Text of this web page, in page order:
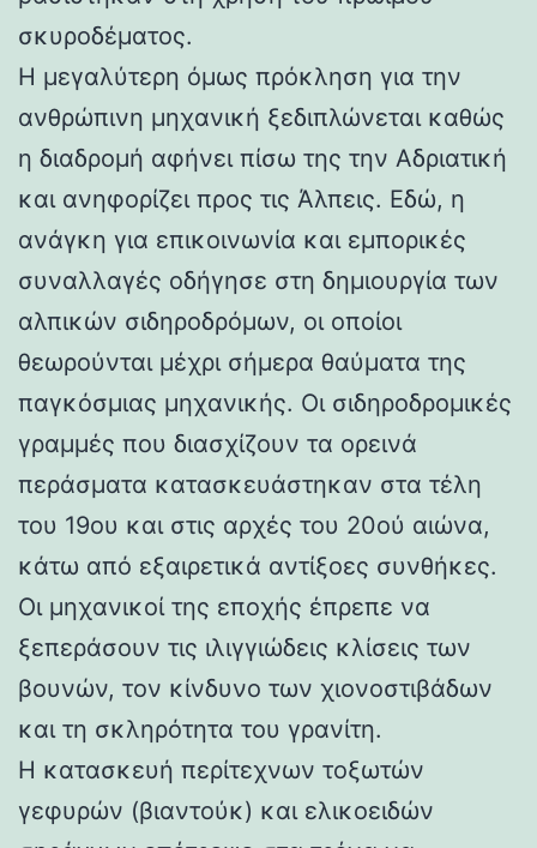
σκυροδέματος.
Η μεγαλύτερη όμως πρόκληση για την
ανθρώπινη μηχανική ξεδιπλώνεται καθώς
η διαδρομή αφήνει πίσω της την Αδριατική
και ανηφορίζει προς τις Άλπεις. Εδώ, η
ανάγκη για επικοινωνία και εμπορικές
συναλλαγές οδήγησε στη δημιουργία των
αλπικών σιδηροδρόμων, οι οποίοι
θεωρούνται μέχρι σήμερα θαύματα της
παγκόσμιας μηχανικής. Οι σιδηροδρομικές
γραμμές που διασχίζουν τα ορεινά
περάσματα κατασκευάστηκαν στα τέλη
του 19ου και στις αρχές του 20ού αιώνα,
κάτω από εξαιρετικά αντίξοες συνθήκες.
Οι μηχανικοί της εποχής έπρεπε να
ξεπεράσουν τις ιλιγγιώδεις κλίσεις των
βουνών, τον κίνδυνο των χιονοστιβάδων
και τη σκληρότητα του γρανίτη.
Η κατασκευή περίτεχνων τοξωτών
γεφυρών (βιαντούκ) και ελικοειδών